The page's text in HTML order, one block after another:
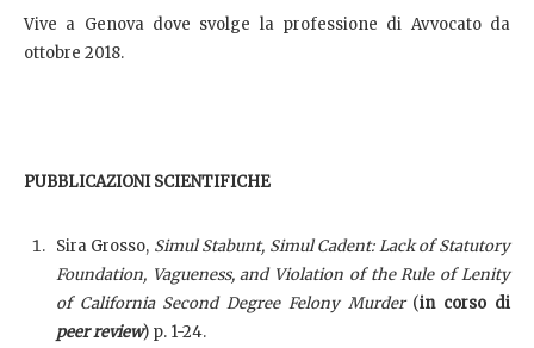
Vive a Genova dove svolge la professione di Avvocato da
ottobre 2018.
PUBBLICAZIONI SCIENTIFICHE
Sira Grosso, Simul Stabunt, Simul Cadent: Lack of Statutory
Foundation, Vagueness, and Violation of the Rule of Lenity
of California Second Degree Felony Murder (in corso di
peer review) p. 1-24.